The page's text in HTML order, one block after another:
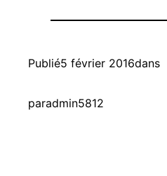
Publié5 février 2016dans
paradmin5812